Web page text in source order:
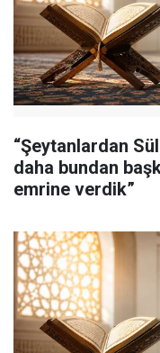
“Şeytanlardan
daha bundan
emrine verdik”